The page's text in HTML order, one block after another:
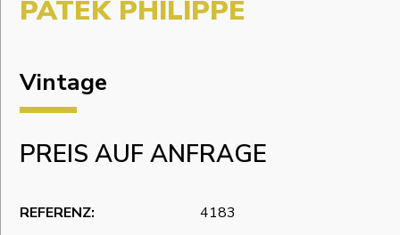
PATEK PHILIPPE
Vintage
PREIS AUF ANFRAGE
REFERENZ:
4183